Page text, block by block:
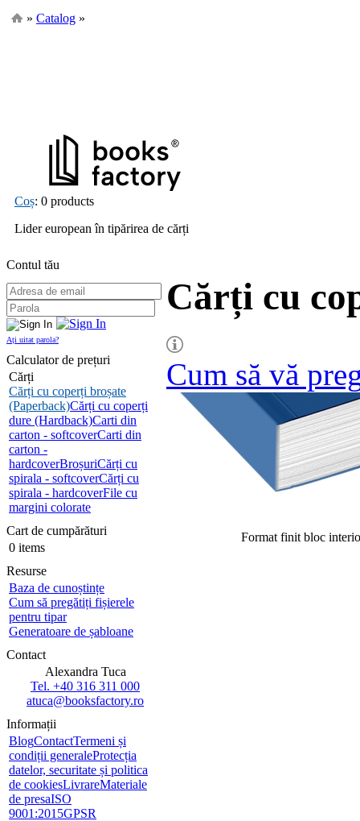
» Catalog »
Coș: 0 products
Lider european în tipărirea de cărți
Contul tău
Ați uitat parola?
Calculator de prețuri
Cărți
Cărți cu coperți broșate
(Paperback)Cărți cu coperți
dure (Hardback)Carti din
carton - softcoverCarti din
carton -
hardcoverBroșuriCărți cu
spirala - softcoverCărți cu
spirala - hardcoverFile cu
margini colorate
Cart de cumpărături
0 items
Resurse
Baza de cunoștințe
Cum să pregătiți fișierele
pentru tipar
Generatoare de șabloane
Contact
Alexandra Tuca
Tel. +40 316 311 000
atuca@booksfactory.ro
Informații
BlogContactTermeni și
condiții generaleProtecția
datelor, securitate și politica
de cookiesLivrareMateriale
de presaISO
9001:2015GPSR
Cărți cu
Cum să vă
Format finit bloc